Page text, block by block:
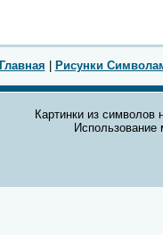
Главная Рисунки
Картинки из символов
Использование